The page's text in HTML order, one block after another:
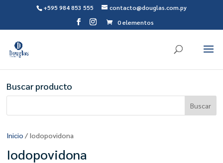
+595 984 853 555
contacto@douglas.com.py
0 elementos
Inicio / Iodopovidona
Iodopovidona
Buscar producto